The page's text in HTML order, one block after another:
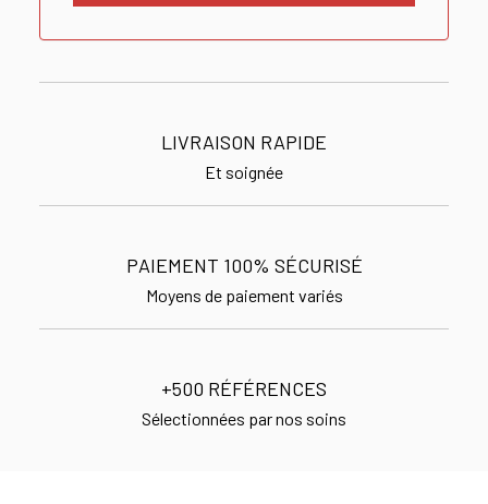
LIVRAISON RAPIDE
Et soignée
PAIEMENT 100% SÉCURISÉ
Moyens de paiement variés
+500 RÉFÉRENCES
Sélectionnées par nos soins